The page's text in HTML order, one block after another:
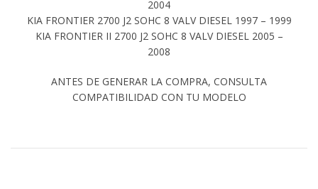
2004
KIA FRONTIER 2700 J2 SOHC 8 VALV DIESEL 1997 – 1999
KIA FRONTIER II 2700 J2 SOHC 8 VALV DIESEL 2005 –
2008
ANTES DE GENERAR LA COMPRA, CONSULTA
COMPATIBILIDAD CON TU MODELO